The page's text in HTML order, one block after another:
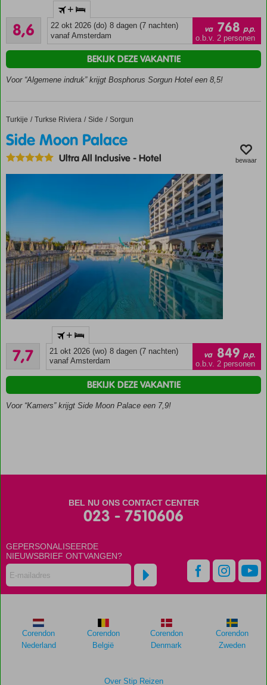
modern
hotel
vlak bij
strand
Buffet- en à-la-
met
glijbanen
Miniclub
voor de
kinderen
8,6
Aanrader
21
beoordelingen
+
22 okt 2026 (do) 8 dagen (7 nachten)
vanaf Amsterdam
va 768 p.p.
o.b.v. 2 personen
Voor “Algemene indruk” krijgt Bosphorus Sorgun Hotel een 8,5!
BEKIJK DEZE VAKANTIE
Home
Turkije Turkse Riviera Side Sorgun
Side Moon Palace
Side Moon Palace
Ultra All Inclusive-Hotel bewaar
Direct aan
privéstrand
Zwembad
met
Spa
7,7
Goed
16
beoordelingen
+
21 okt 2026 (wo) 8 dagen (7 nachten)
vanaf Amsterdam
va 849 p.p.
o.b.v. 2 personen
Voor “Kamers” krijgt Side Moon Palace een 7,9!
BEKIJK DEZE VAKANTIE
BEL NU ONS CONTACT CENTER
023 - 7510606
GEPERSONALISEERDE
NIEUWSBRIEF ONTVANGEN?
Over Stip Reizen
Corendon
Nederland
Corendon
België
Corendon
Denmark
Corendon
Zweden